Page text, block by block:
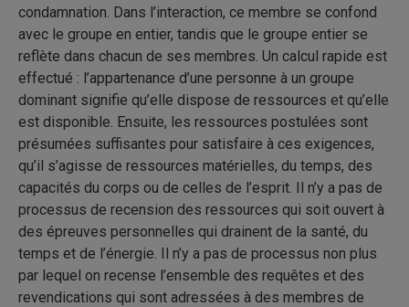
condamnation. Dans l’interaction, ce membre se confond
avec le groupe en entier, tandis que le groupe entier se
reflète dans chacun de ses membres. Un calcul rapide est
effectué : l’appartenance d’une personne à un groupe
dominant signifie qu’elle dispose de ressources et qu’elle
est disponible. Ensuite, les ressources postulées sont
présumées suffisantes pour satisfaire à ces exigences,
qu’il s’agisse de ressources matérielles, du temps, des
capacités du corps ou de celles de l’esprit. Il n’y a pas de
processus de recension des ressources qui soit ouvert à
des épreuves personnelles qui drainent de la santé, du
temps et de l’énergie. Il n’y a pas de processus non plus
par lequel on recense l’ensemble des requêtes et des
revendications qui sont adressées à des membres de